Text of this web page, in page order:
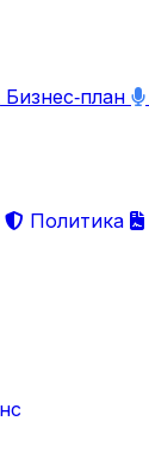
Бизнес‑план
Политика